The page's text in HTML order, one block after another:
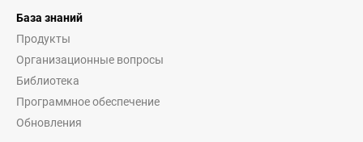
База знаний
Продукты
Организационные вопросы
Библиотека
Программное обеспечение
Обновления